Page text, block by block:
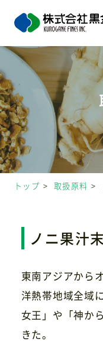
トップ 取扱原料
ノニ果汁末
東南アジアから
洋熱帯地域全域
女王」や「神か
きた。